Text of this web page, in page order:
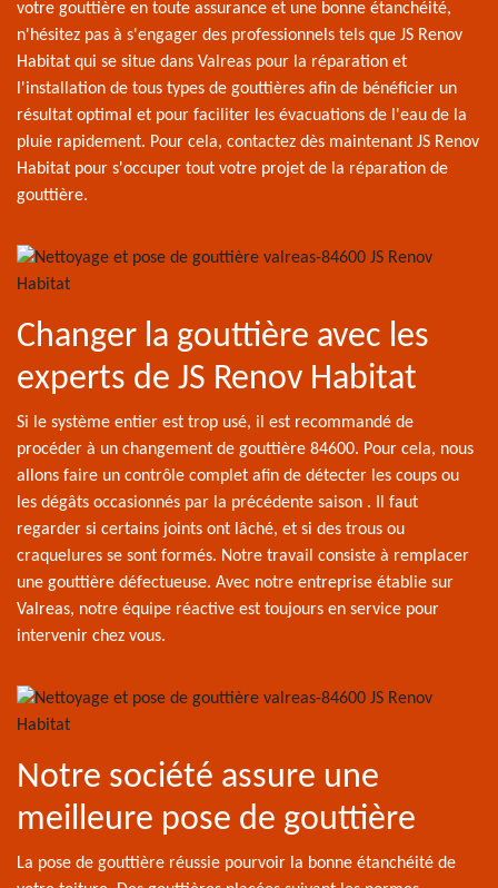
votre gouttière en toute assurance et une bonne étanchéité,
n'hésitez pas à s'engager des professionnels tels que JS Renov
Habitat qui se situe dans Valreas pour la réparation et
l'installation de tous types de gouttières afin de bénéficier un
résultat optimal et pour faciliter les évacuations de l'eau de la
pluie rapidement. Pour cela, contactez dès maintenant JS Renov
Habitat pour s'occuper tout votre projet de la réparation de
gouttière.
Changer la gouttière avec les
experts de JS Renov Habitat
Si le système entier est trop usé, il est recommandé de
procéder à un changement de gouttière 84600. Pour cela, nous
allons faire un contrôle complet afin de détecter les coups ou
les dégâts occasionnés par la précédente saison . Il faut
regarder si certains joints ont lâché, et si des trous ou
craquelures se sont formés. Notre travail consiste à remplacer
une gouttière défectueuse. Avec notre entreprise établie sur
Valreas, notre équipe réactive est toujours en service pour
intervenir chez vous.
Notre société assure une
meilleure pose de gouttière
La pose de gouttière réussie pourvoir la bonne étanchéité de